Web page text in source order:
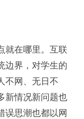
就在哪里。互联
边界，对学生的
不网、无日不
新情况新问题也
误思潮也都以网